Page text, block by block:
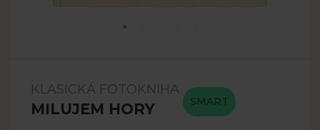
KLASICKÁ FOTOKNIHA
MILUJEM HORY SMART